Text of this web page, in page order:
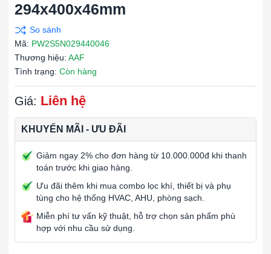
294x400x46mm
Mã: PW2S5N029440046
Thương hiệu: AAF
Tình trạng: Còn hàng
Giá: Liên hệ
KHUYẾN MÃI - ƯU ĐÃI
Giảm ngay 2% cho đơn hàng từ 10.000.000đ khi thanh
toán trước khi giao hàng.
Ưu đãi thêm khi mua combo lọc khí, thiết bị và phụ
tùng cho hệ thống HVAC, AHU, phòng sạch.
Miễn phí tư vấn kỹ thuật, hỗ trợ chọn sản phẩm phù
hợp với nhu cầu sử dụng.